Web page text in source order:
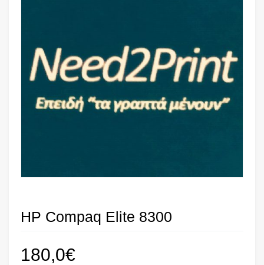
HP Compaq Elite 8300
180,0€